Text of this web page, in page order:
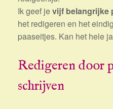
Ik geef jevijf belangrijke
het redigeren en het
paaseitjes. Kan het hele
Redigeren door
schrijven